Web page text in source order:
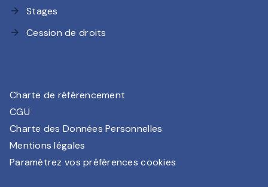
arrow_forward Stages
arrow_forward Cession de droits
Charte de référencement
CGU
Charte des Données Personnelles
Mentions légales
Paramétrez vos préférences cookies